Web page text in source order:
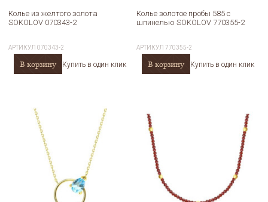
Колье из желтого золота
SOKOLOV 070343-2
АРТИКУЛ070343-2
В корзину Купить в один клик
Колье золотое пробы 585 с
шпинелью SOKOLOV 770355-2
АРТИКУЛ770355-2
В корзину Купить в один клик